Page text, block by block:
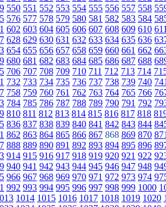
550 551 552 553 554 555 556 557 558
576 577 578 579 580 581 582 583 584
602 603 604 605 606 607 608 609 610
628 629 630 631 632 633 634 635 636
654 655 656 657 658 659 660 661 662
680 681 682 683 684 685 686 687 688
706 707 708 709 710 711 712 713 714
732 733 734 735 736 737 738 739 740
758 759 760 761 762 763 764 765 766
784 785 786 787 788 789 790 791 792
810 811 812 813 814 815 816 817 818
836 837 838 839 840 841 842 843 844
862 863 864 865 866 867 868 869 870
888 889 890 891 892 893 894 895 896
914 915 916 917 918 919 920 921 922
940 941 942 943 944 945 946 947 948
966 967 968 969 970 971 972 973 974
992 993 994 995 996 997 998 999 1000
1014 1015 1016 1017 1018 1019 1020